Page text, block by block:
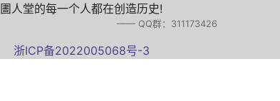
圕人堂的每一个人都在创造历史!
—— QQ群：311173426
浙ICP备2022005068号-3